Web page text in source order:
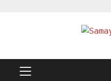
PRIMARY